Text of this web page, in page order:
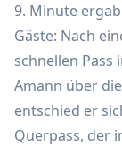
9. Minute
Gäste: Nach
schnellen Pass
Amann über
entschied er
Querpass, der